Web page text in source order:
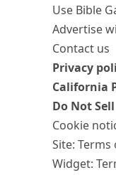
Use Bible
Advertise
Contact us
Privacy
California
Do Not
Cookie
Site: Terms
Widget: